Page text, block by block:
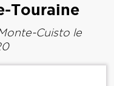
Touraine
Cuistole